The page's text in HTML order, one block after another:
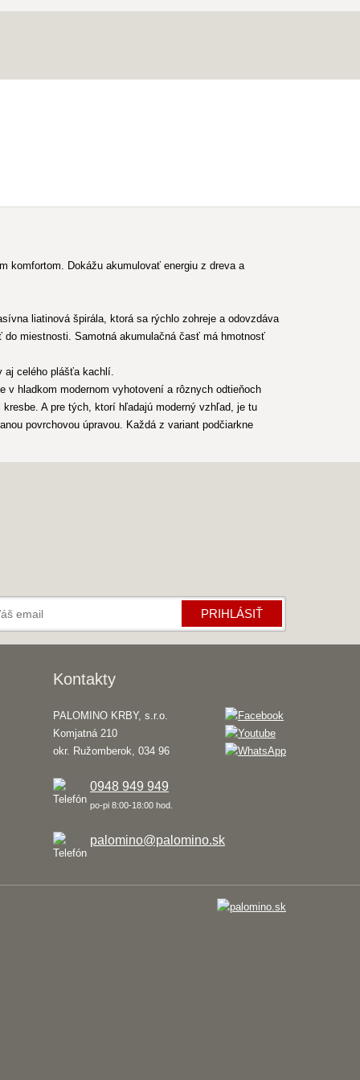
komfortom. Dokážu akumulovať energiu z dreva a
liatinová špirála, ktorá sa rýchlo zohreje a odovzdáva
miestnosti. Samotná akumulačná časť má hmotnosť
aj celého plášťa kachlí.
v hladkom modernom vyhotovení a rôznych odtieňoch
A pre tých, ktorí hľadajú moderný vzhľad, je tu
povrchovou úpravou. Každá z variant podčiarkne
PRIHLÁSIŤ
Kontakty
PALOMINO KRBY, s.r.o.
Komjatná 210
okr. Ružomberok, 034 96
0948 949 949
po-pi 8:00-18:00 hod.
palomino@palomino.sk